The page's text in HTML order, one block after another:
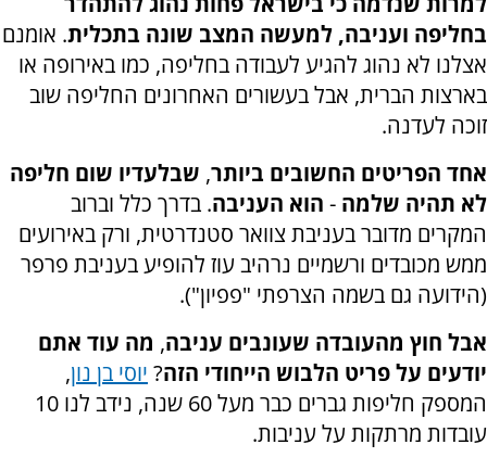
בחליפה ועניבה, למעשה המצב שונה בתכלית. אומנם
אצלנו לא נהוג להגיע לעבודה בחליפה, כמו באירופה או
בארצות הברית, אבל בעשורים האחרונים החליפה שוב
זוכה לעדנה.
אחד הפריטים החשובים ביותר, שבלעדיו שום חליפה
לא תהיה שלמה - הוא העניבה. בדרך כלל וברוב
המקרים מדובר בעניבת צוואר סטנדרטית, ורק באירועים
ממש מכובדים ורשמיים נרהיב עוז להופיע בעניבת פרפר
(הידועה גם בשמה הצרפתי "פפיון").
אבל חוץ מהעובדה שעונבים עניבה, מה עוד אתם
יודעים על פריט הלבוש הייחודי הזה? יוסי בן נון,
המספק חליפות גברים כבר מעל 60 שנה, נידב לנו 10
עובדות מרתקות על עניבות.